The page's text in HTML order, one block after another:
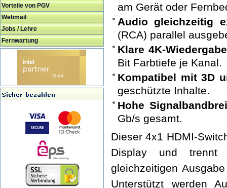
Vorteile von PGV
Webmail
Jobs / Lehre
Fernwartung
am Gerät oder
Audio gleichzeitig
(RCA) parallel
Klare 4K-
Bit Farbtiefe je Kanal.
Kompatibel mit 3D
geschützte Inhalte.
Hohe
Gb/s gesamt.
Dieser 4x1 HDMI-
Display und trennt
gleichzeitigen
Unterstützt werden